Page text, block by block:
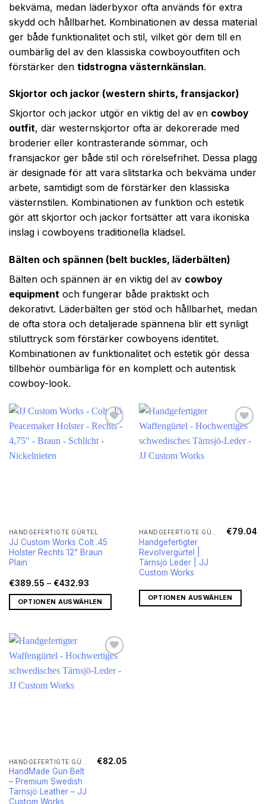
bekväma, medan läderbyxor ofta används för extra
skydd och hållbarhet. Kombinationen av dessa material
ger både funktionalitet och stil, vilket gör dem till en
oumbärlig del av den klassiska cowboy­outfiten och
förstärker den tidstrogna västernkänslan.
Skjortor och jackor (western shirts, fransjackor)
Skjortor och jackor utgör en viktig del av en cowboy
outfit, där westernskjortor ofta är dekorerade med
broderier eller kontrasterande sömmar, och
fransjackor ger både stil och rörelsefrihet. Dessa plagg
är designade för att vara slitstarka och bekväma under
arbete, samtidigt som de förstärker den klassiska
västernstilen. Kombinationen av funktion och estetik
gör att skjortor och jackor fortsätter att vara ikoniska
inslag i cowboyens traditionella klädsel.
Bälten och spännen (belt buckles, läderbälten)
Bälten och spännen är en viktig del av cowboy
equipment och fungerar både praktiskt och
dekorativt. Läderbälten ger stöd och hållbarhet, medan
de ofta stora och detaljerade spännena blir ett synligt
stiluttryck som förstärker cowboyens identitet.
Kombinationen av funktionalitet och estetik gör dessa
tillbehör oumbärliga för en komplett och autentisk
cowboy-look.
HANDGEFERTIGTE GÜRTEL
JJ Custom Works Colt .45
Holster Rechts 12" Braun
Plain
€389.55 – €432.93Preisspanne:
bis
€432.93
OPTIONEN AUSWÄHLEN
Dieses
Produkt
weist
Varianten
auf.
Die
können
auf
der
Produktseite
gewählt
Handgefertigter
Revolvergürtel |
Tärnsjö Leder | JJ
Custom Works
€79.04
OPTIONEN AUSWÄHLEN
HandMade Gun Belt
– Premium Swedish
Tärnsjö Leather – JJ
Custom Works
€82.05